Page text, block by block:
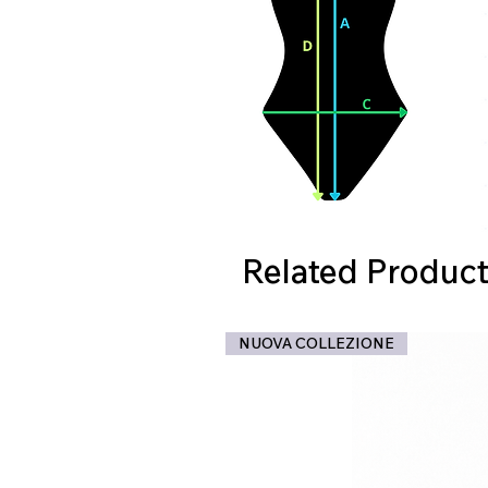
Related
NUOVA COLLEZIONE